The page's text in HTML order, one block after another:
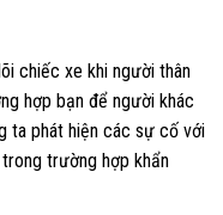
chiếc xe khi người thân
hợp bạn để người khác
ta phát hiện các sự cố với
trường hợp khẩn